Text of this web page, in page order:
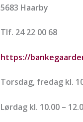
5683 Haarby
Tlf. 24 22 00 68
https://
Torsdag, fredag kl.
Lørdag kl. 10.00 –